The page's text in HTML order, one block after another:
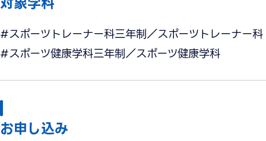
#スポーツトレーナー科三年制／スポーツトレーナー科
#スポーツ健康学科三年制／スポーツ健康学科
お申し込み